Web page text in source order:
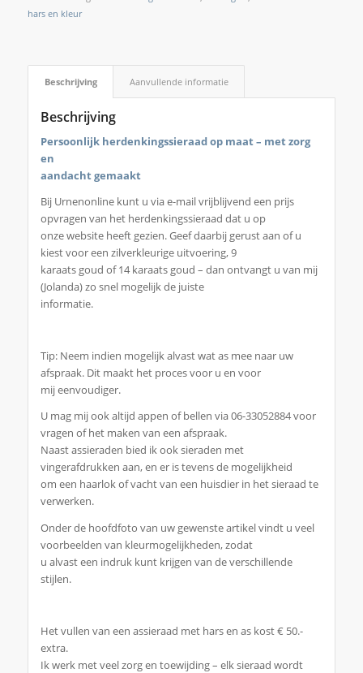
hars en kleur
Beschrijving Aanvullende informatie
Beschrijving
Persoonlijk herdenkingssieraad op maat – met zorg
en
aandacht gemaakt
Bij Urnenonline kunt u via e-mail vrijblijvend een prijs
opvragen van het herdenkingssieraad dat u op
onze website heeft gezien. Geef daarbij gerust aan of u
kiest voor een zilverkleurige uitvoering, 9
karaats goud of 14 karaats goud – dan ontvangt u van mij
(Jolanda) zo snel mogelijk de juiste
informatie.
Tip: Neem indien mogelijk alvast wat as mee naar uw
afspraak. Dit maakt het proces voor u en voor
mij eenvoudiger.
U mag mij ook altijd appen of bellen via 06-33052884 voor
vragen of het maken van een afspraak.
Naast assieraden bied ik ook sieraden met
vingerafdrukken aan, en er is tevens de mogelijkheid
om een haarlok of vacht van een huisdier in het sieraad te
verwerken.
Onder de hoofdfoto van uw gewenste artikel vindt u veel
voorbeelden van kleurmogelijkheden, zodat
u alvast een indruk kunt krijgen van de verschillende
stijlen.
Het vullen van een assieraad met hars en as kost € 50.-
extra.
Ik werk met veel zorg en toewijding – elk sieraad wordt